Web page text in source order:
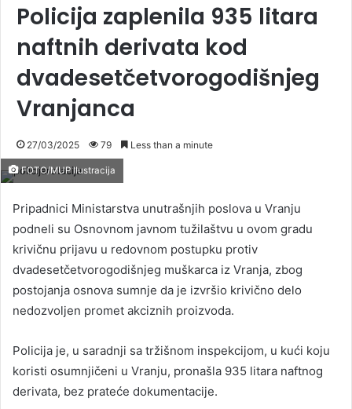
Policija zaplenila 935 litara
naftnih derivata kod
dvadesetčetvorogodišnjeg
Vranjanca
27/03/2025 79 Less than a minute
FOTO/MUP Ilustracija
Pripadnici Ministarstva unutrašnjih poslova u Vranju
podneli su Osnovnom javnom tužilaštvu u ovom gradu
krivičnu prijavu u redovnom postupku protiv
dvadesetčetvorogodišnjeg muškarca iz Vranja, zbog
postojanja osnova sumnje da je izvršio krivično delo
nedozvoljen promet akciznih proizvoda.
Policija je, u saradnji sa tržišnom inspekcijom, u kući koju
koristi osumnjičeni u Vranju, pronašla 935 litara naftnog
derivata, bez prateće dokumentacije.